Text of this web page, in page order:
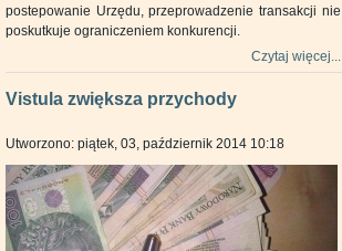
postepowanie Urzędu, przeprowadzenie transakcji nie
poskutkuje ograniczeniem konkurencji.
Czytaj więcej...
Vistula zwiększa przychody
Utworzono: piątek, 03, październik 2014 10:18